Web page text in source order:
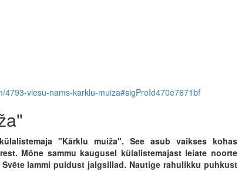
viesu-nams-karklu-muiza#sigProId470e7671bf
"Kārklu muiža". See asub vaikses kohas
Mõne sammu kaugusel külalistemajast leiate noorte
lammi puidust jalgsillad. Nautige rahulikku puhkust